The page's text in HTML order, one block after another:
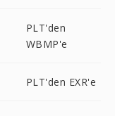
PLT'den
WBMP'e
PLT'den EXR'e